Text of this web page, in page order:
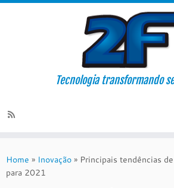
content
Tecnologia transformando
Home » Inovação » Principais tendências
para 2021